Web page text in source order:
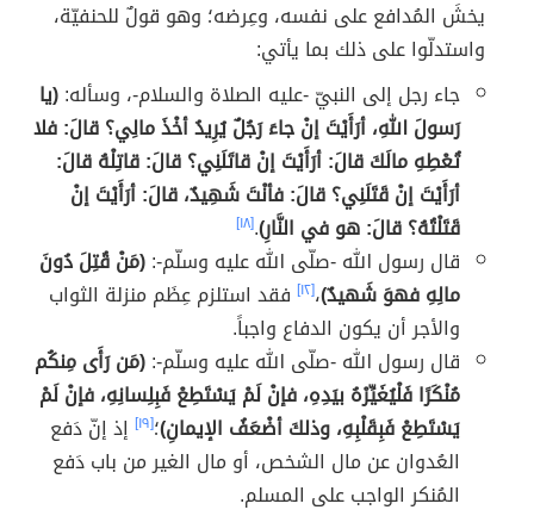
يخشَ المُدافع على نفسه، وعِرضه؛ وهو قولٌ للحنفيّة،
واستدلّوا على ذلك بما يأتي:
جاء رجل إلى النبيّ -عليه الصلاة والسلام-، وسأله:(يا
رَسولَ اللهِ، أرَأَيْتَ إنْ جاءَ رَجُلٌ يُرِيدُ أخْذَ مالِي؟ قالَ: فلا
تُعْطِهِ مالَكَ قالَ: أرَأَيْتَ إنْ قاتَلَنِي؟ قالَ: قاتِلْهُ قالَ:
أرَأَيْتَ إنْ قَتَلَنِي؟ قالَ: فأنْتَ شَهِيدٌ، قالَ: أرَأَيْتَ إنْ
قَتَلْتُهُ؟ قالَ: هو في النَّارِ).[١٨]
قال رسول الله -صلّى الله عليه وسلّم-:(مَنْ قُتِلَ دُونَ
مالِهِ فهوَ شَهيدٌ)،[١٢] فقد استلزم عِظَم منزلة الثواب
والأجر أن يكون الدفاع واجباً.
قال رسول الله -صلّى الله عليه وسلّم-:(مَن رَأَى مِنكُم
مُنْكَرًا فَلْيُغَيِّرْهُ بيَدِهِ، فإنْ لَمْ يَسْتَطِعْ فَبِلِسانِهِ، فإنْ لَمْ
يَسْتَطِعْ فَبِقَلْبِهِ، وذلكَ أضْعَفُ الإيمانِ)؛[١٩] إذ إنّ دَفع
العُدوان عن مال الشخص، أو مال الغير من باب دَفع
المُنكر الواجب على المسلم.